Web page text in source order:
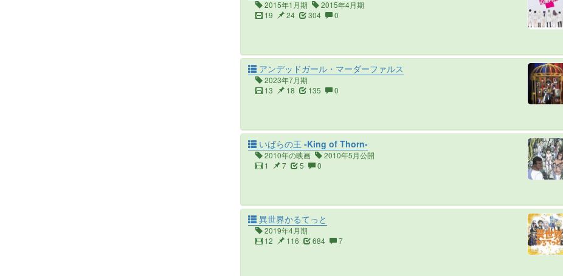
2015年1月期
2015年4月期
19
24 304 0
アンデッドガール・マーダーファルス
2023年7月期
13
18 135 0
いばらの王 -King of Thorn-
2010年の映画
2010年5月公開
1
7 5 0
異世界かるてっと
2019年4月期
12
116 684 7